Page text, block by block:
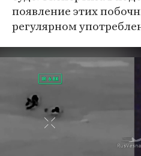
появление этих
регулярном